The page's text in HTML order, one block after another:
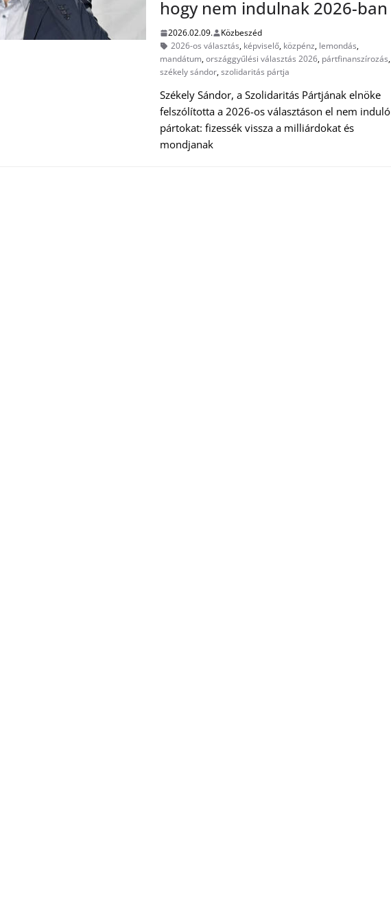
hogy nem indulnak 2026-ban
2026.02.09.
Közbeszéd
2026-os választás, képviselő, közpénz, lemondás,
mandátum,országgyűlési választás 2026, pártfinanszírozás,
székely sándor,szolidaritás pártja
Székely Sándor, a Szolidaritás Pártjának elnöke
felszólította a 2026-os választáson el nem induló
pártokat: fizessék vissza a milliárdokat és
mondjanak